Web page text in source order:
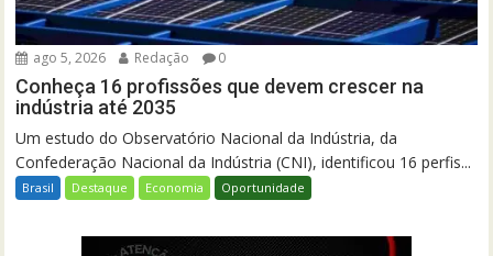
ago 5, 2026 Redação 0
Conheça 16 profissões que devem crescer na
indústria até 2035
Um estudo do Observatório Nacional da Indústria, da
Confederação Nacional da Indústria (CNI), identificou 16 perfis...
Brasil Destaque Economia Oportunidade